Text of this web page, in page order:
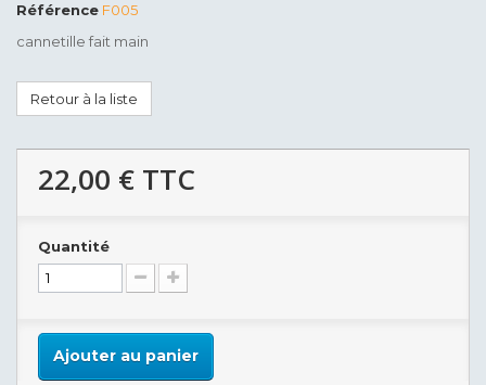
Référence F005
cannetille fait main
Retour à la liste
22,00 € TTC
Quantité
Ajouter au panier